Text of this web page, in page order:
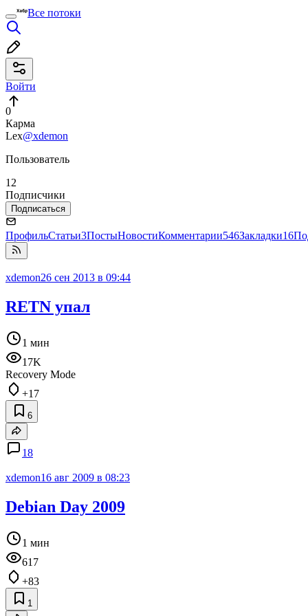
Все потоки
Войти
0
Карма
Lex@xdemon
Пользователь
12
Подписчики
Подписаться
ПрофильСтатьи3ПостыНовостиКомментарии546Закладки16
xdemon26 сен 2013 в 09:44
RETN упал
1 мин
17K
Recovery Mode
+17
6
18
xdemon16 авг 2009 в 08:23
Debian Day 2009
1 мин
617
+83
1